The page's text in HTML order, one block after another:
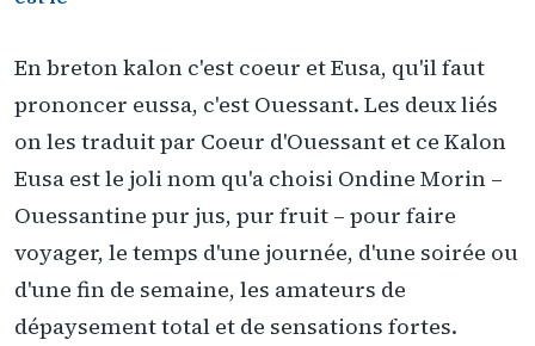
En breton kalon c'est coeur et Eusa, qu'il faut
prononcer eussa, c'est Ouessant. Les deux liés
on les traduit par Coeur d'Ouessant et ce Kalon
Eusa est le joli nom qu'a choisi Ondine Morin –
Ouessantine pur jus, pur fruit – pour faire
voyager, le temps d'une journée, d'une soirée ou
d'une fin de semaine, les amateurs de
dépaysement total et de sensations fortes.